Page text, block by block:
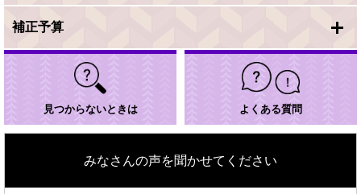
補正予算
見つからないときは よくある質問
みなさんの声を聞かせてください